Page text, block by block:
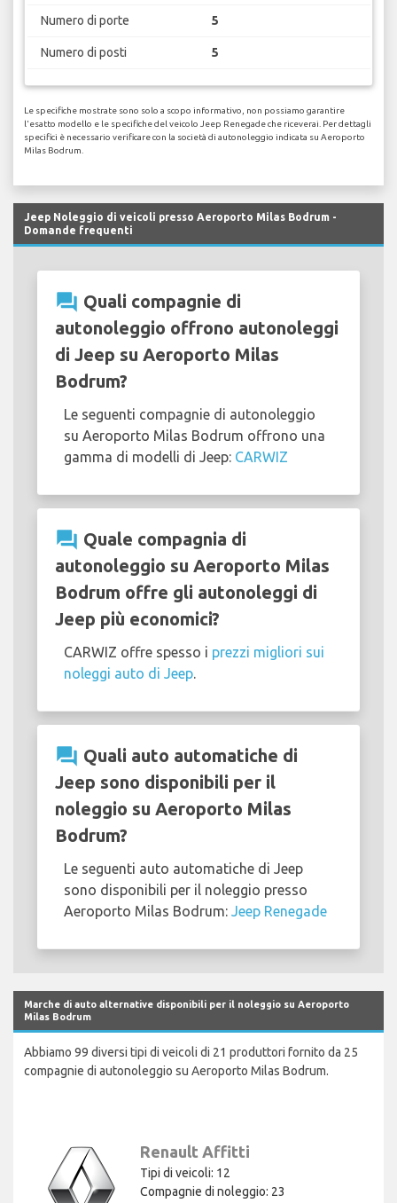
Numero di porte 5
Numero di posti 5
Le specifiche mostrate sono solo a scopo informativo, non possiamo garantire
l'esatto modello e le specifiche del veicolo Jeep Renegade che riceverai. Per dettagli
specifici è necessario verificare con la società di autonoleggio indicata su Aeroporto
Milas Bodrum.
Jeep Noleggio di veicoli presso Aeroporto Milas Bodrum -
Domande frequenti
question_answer Quali compagnie di
autonoleggio offrono autonoleggi
di Jeep su Aeroporto Milas
Bodrum?
Le seguenti compagnie di autonoleggio
su Aeroporto Milas Bodrum offrono una
gamma di modelli di Jeep: CARWIZ
question_answer Quale compagnia di
autonoleggio su Aeroporto Milas
Bodrum offre gli autonoleggi di
Jeep più economici?
CARWIZ offre spesso i prezzi migliori sui
noleggi auto di Jeep
question_answer Quali auto automatiche di
Jeep sono disponibili per il
noleggio su Aeroporto Milas
Bodrum?
Le seguenti auto automatiche di Jeep
sono disponibili per il noleggio presso
Aeroporto Milas Bodrum: Jeep Renegade
Marche di auto alternative disponibili per il noleggio su Aeroporto
Milas Bodrum
Abbiamo 99 diversi tipi di veicoli di 21 produttori fornito da 25
compagnie di autonoleggio su Aeroporto Milas Bodrum.
Renault Affitti
Tipi di veicoli: 12
Compagnie di noleggio: 23